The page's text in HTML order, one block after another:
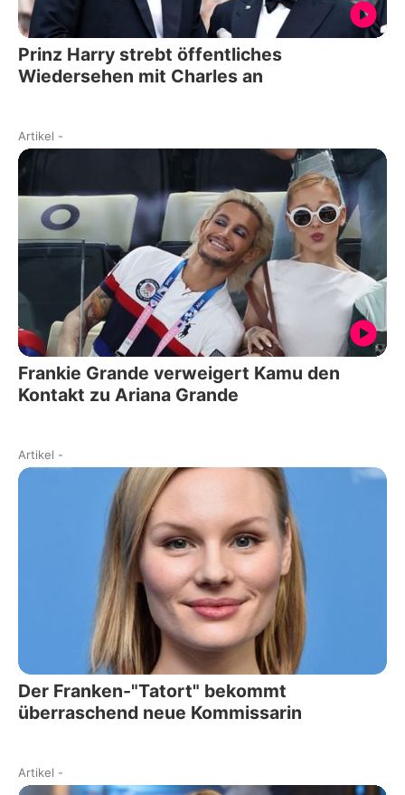
Prinz Harry strebt öffentliches
Wiedersehen mit Charles an
Artikel -
Frankie Grande verweigert Kamu den
Kontakt zu Ariana Grande
Artikel -
Der Franken-"Tatort" bekommt
überraschend neue Kommissarin
Artikel -